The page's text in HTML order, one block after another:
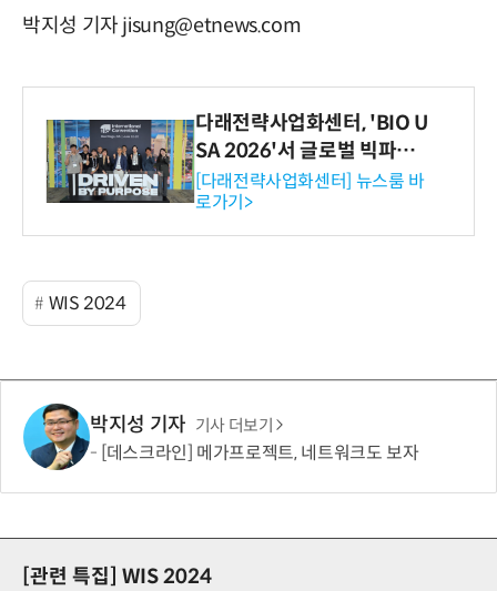
박지성 기자 jisung@etnews.com
다래전략사업화센터, 'BIO U
SA 2026'서 글로벌 빅파마
와의 비즈니스 미팅 지원…K
-바이오 해외 진출 교두보 확
보
[다래전략사업화센터] 뉴스룸 바
로가기>
WIS 2024
박지성 기자 기사 더보기
[데스크라인] 메가프로젝트, 네트워크도 보자
[관련 특집] WIS 2024